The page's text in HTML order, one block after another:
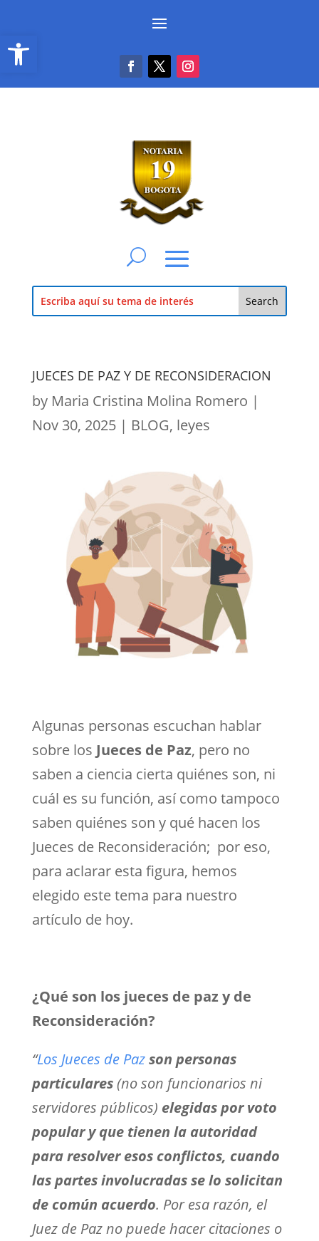
Abrir barra de herramientas
JUECES DE PAZ Y DE RECONSIDERACION
by Maria Cristina Molina Romero |
Nov 30, 2025| BLOG, leyes
Algunas personas escuchan hablar
sobre los Jueces de Paz, pero no
saben a ciencia cierta quiénes son, ni
cuál es su función, así como tampoco
saben quiénes son y qué hacen los
Jueces de Reconsideración; por eso,
para aclarar esta figura, hemos
elegido este tema para nuestro
artículo de hoy.
¿Qué son los jueces de paz y de
Reconsideración?
“Los Jueces de Pazson personas
particulares(no son funcionarios ni
servidores públicos) elegidas por voto
popular y que tienen la autoridad
para resolver esos conflictos, cuando
las partes involucradas se lo solicitan
de común acuerdo. Por esa razón, el
Juez de Paz no puede hacer citaciones o